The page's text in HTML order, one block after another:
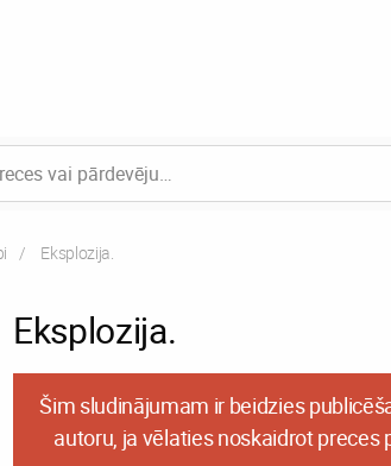
Current:
Eksplozija.
Eksplozija.
Šim sludinājumam ir beidzies
autoru, ja vēlaties noskaidrot